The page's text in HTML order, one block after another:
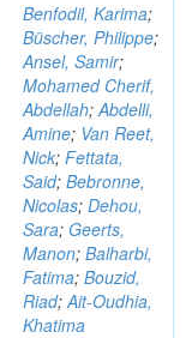
Benfodil, Karima;
Büscher, Philippe;
Ansel, Samir;
Mohamed Cherif,
Abdellah;Abdelli,
Amine; Van Reet,
Nick; Fettata,
Said; Bebronne,
Nicolas; Dehou,
Sara; Geerts,
Manon; Balharbi,
Fatima; Bouzid,
Riad;Ait-Oudhia,
Khatima